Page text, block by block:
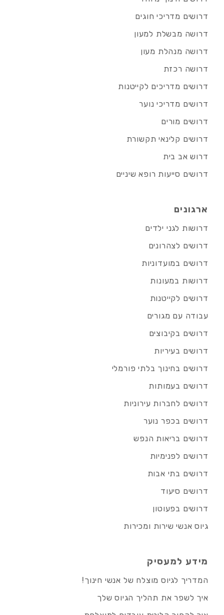
דרושים מדריכי חוגים
דרושה מבשלת למעון
דרושה מנהלת מעון
דרושה רכזת
דרושים מדריכים לקייטנות
דרושים מדריכי נוער
דרושים מורים
דרושים קלינאי תקשורת
דרוש אב בית
דרושים סייעות רופא שיניים
ארגונים
דרושות לגני ילדים
דרושים לצהרונים
דרושים במועדוניות
דרושות במעונות
דרושים לקייטנות
עבודה עם מגורים
דרושים בקיבוצים
דרושים בעיריות
דרושים בחינוך בלתי פורמלי
דרושים בעמותות
דרושים לחברות עירוניות
דרושים בכפר נוער
דרושים בריאות הנפש
דרושים לפנימיות
דרושים בתי אבות
דרושים סיעוד
דרושים בפעוטון
גיוס אנשי שירות ומכירות
מידע למעסיק
המדריך לגיוס מוצלח של אנשי חינוך!
איך לשפר את תהליך הגיוס שלך